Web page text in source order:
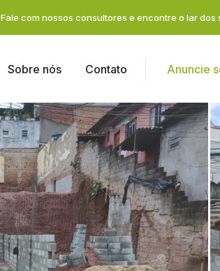
Fale com nossos consultores e encontre o lar dos
Sobre nós Contato Anuncie